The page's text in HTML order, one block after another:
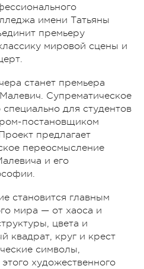
имени Татьяны
премьеру
мировой сцены и
станет премьера
Супрематическое
для студентов
постановщиком
предлагает
переосмысление
и его
становится главным
мира — от хаоса и
цвета и
квадрат, круг и крест
символы,
художественного